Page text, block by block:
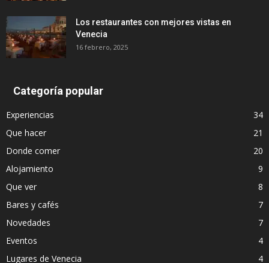
Los restaurantes con mejores vistas en
Venecia
16 febrero, 2025
Categoría popular
Experiencias
34
Que hacer
21
Donde comer
20
Alojamiento
9
Que ver
8
Bares y cafés
7
Novedades
7
Eventos
4
Lugares de Venecia
4